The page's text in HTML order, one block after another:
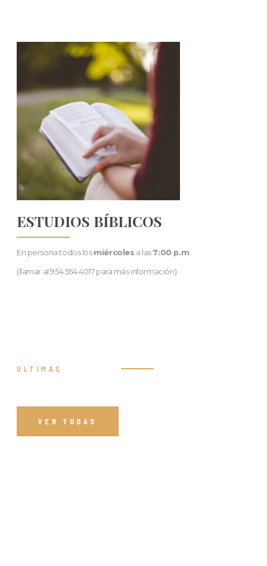
ESTUDIOS BÍBLICOS
En persona todos los miércoles a las 7:00 p.m.
(llamar al 954.554.4017 para más información)
ÚLTIMAS
VER TODAS